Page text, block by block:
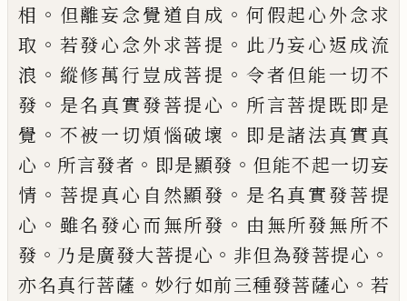
相 。 但離妄念覺道自成 。 何假起心外念求
取 。 若發心念外求菩提 。 此乃妄心返成流
浪 。 縱修萬行豈成菩提 。 令者但能一切不
發 。 是名 真實發菩提心 。 所言菩提既即是
覺 。 不被一切煩惱破壞 。 即是諸法真實真
心 。 所言發者 。 即是顯發 。 但能不起一切妄
情 。 菩提真心 自然顯發 。 是名真實發菩提
心 。 雖名發心而無所發 。 由無所發無所不
發 。 乃是廣發大菩提心 。 非但為發菩提心 。
亦名真行菩薩 。 妙行如前三種發菩薩心 。 若